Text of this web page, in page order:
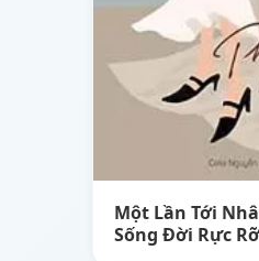
Một Lần Tới
Sống Đời Rực